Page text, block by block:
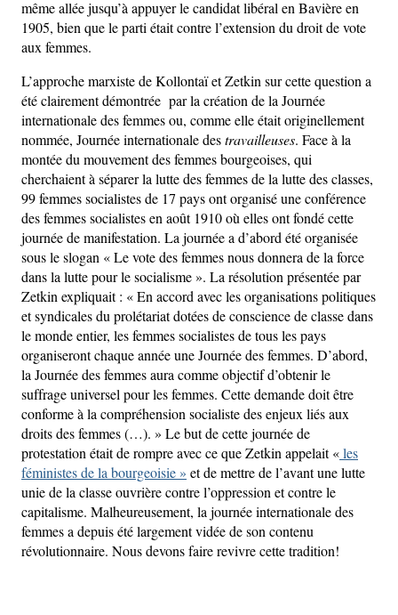
même allée jusqu’à appuyer le candidat libéral en Bavière en
1905, bien que le parti était contre l’extension du droit de vote
aux femmes.
L’approche marxiste de Kollontaï et Zetkin sur cette question a
été clairement démontrée par la création de la Journée
internationale des femmes ou, comme elle était originellement
nommée, Journée internationale destravailleuses. Face à la
montée du mouvement des femmes bourgeoises, qui
cherchaient à séparer la lutte des femmes de la lutte des classes,
99 femmes socialistes de 17 pays ont organisé une conférence
des femmes socialistes en août 1910 où elles ont fondé cette
journée de manifestation. La journée a d’abord été organisée
sous le slogan « Le vote des femmes nous donnera de la force
dans la lutte pour le socialisme ». La résolution présentée par
Zetkin expliquait : « En accord avec les organisations politiques
et syndicales du prolétariat dotées de conscience de classe dans
le monde entier, les femmes socialistes de tous les pays
organiseront chaque année une Journée des femmes. D’abord,
la Journée des femmes aura comme objectif d’obtenir le
suffrage universel pour les femmes. Cette demande doit être
conforme à la compréhension socialiste des enjeux liés aux
droits des femmes (…). » Le but de cette journée de
protestation était de rompre avec ce que Zetkin appelait «les
féministes de la bourgeoisie » et de mettre de l’avant une lutte
unie de la classe ouvrière contre l’oppression et contre le
capitalisme. Malheureusement, la journée internationale des
femmes a depuis été largement vidée de son contenu
révolutionnaire. Nous devons faire revivre cette tradition!